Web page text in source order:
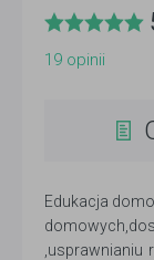
19 opinii
Edukacja
,usprawnianiu